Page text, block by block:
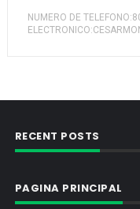
NUMERO DE
RECENT POSTS
PAGINA PRINCIPAL